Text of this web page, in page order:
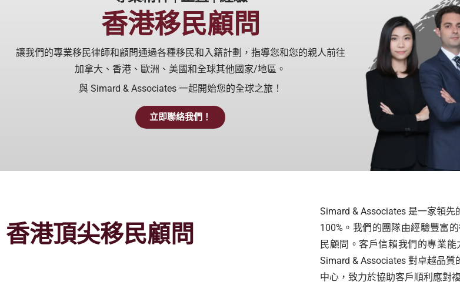
香港移民顧問
讓我們的專業移民律師和顧問通過各種移民和入籍計劃，指導您和您的親人前往
加拿大、香港、歐洲、美國和全球其他國家/地區。
與 Simard & Associates 一起開始您的全球之旅！
立即聯絡我們！
香港頂尖移民顧問
Simard & Associates 是一家領
100%。我們的團隊由經驗豐富
民顧問。客戶信賴我們的專業
Simard & Associates 對卓越品
中心，致力於協助客戶順利應對